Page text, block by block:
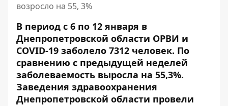
возросло на 55, 3%
В период с 6 по 12 января в
Днепропетровской области ОРВИ и
COVID-19 заболело 7312 человек. По
сравнению с предыдущей неделей
заболеваемость выросла на 55,3%.
Заведения здравоохранения
Днепропетровской области провели